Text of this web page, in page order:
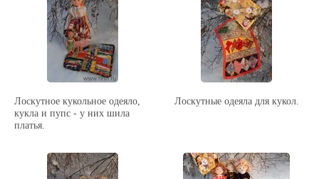
Лоскутное кукольное одеяло,
кукла и пупс - у них шила
платья.
Лоскутные одеяла для кукол.